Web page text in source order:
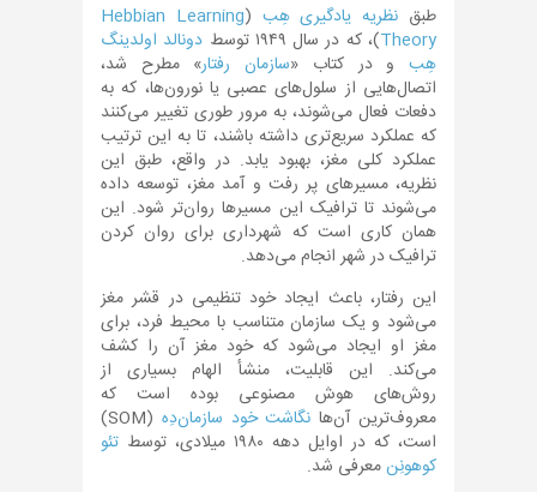
طبق نظریه یادگیری هِب (
Hebbian Learning
Theory)، که در سال ۱۹۴۹ توسط
دونالد اولدینگ
هِبو در کتاب «سازمان رفتار» مطرح شد،
اتصال‌هایی از سلول‌های عصبی یا نورون‌ها، که به
دفعات فعال می‌شوند، به مرور طوری تغییر می‌کنند
که عملکرد سریع‌تری داشته باشند، تا به این ترتیب
عملکرد کلی مغز، بهبود یابد. در واقع، طبق این
نظریه، مسیرهای پر رفت و آمد مغز، توسعه داده
می‌شوند تا ترافیک این مسیر‌ها روان‌تر شود. این
همان کاری است که شهرداری برای روان کردن
ترافیک در شهر انجام می‌دهد.
این رفتار، باعث ایجاد خود تنظیمی در قشر مغز
می‌شود و یک سازمان متناسب با محیط فرد، برای
مغز او ایجاد می‌شود که خود مغز آن را کشف
می‌کند. این قابلیت، منشأ الهام بسیاری از
روش‌های هوش مصنوعی بوده است که
معروف‌ترین آن‌ها نگاشت خود سازمان‌دِه
(SOM)
است، که در اوایل دهه ۱۹۸۰ میلادی، توسط
تئو
کوهونِنمعرفی شد.